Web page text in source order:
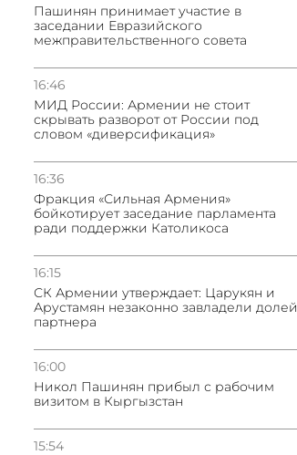
Пашинян принимает участие в
заседании Евразийского
межправительственного совета
16:46
МИД России: Армении не стоит
скрывать разворот от России под
словом «диверсификация»
16:36
Фракция «Сильная Армения»
бойкотирует заседание парламента
ради поддержки Католикоса
16:15
СК Армении утверждает: Царукян и
Арустамян незаконно завладели долей
партнера
16:00
Никол Пашинян прибыл с рабочим
визитом в Кыргызстан
15:54